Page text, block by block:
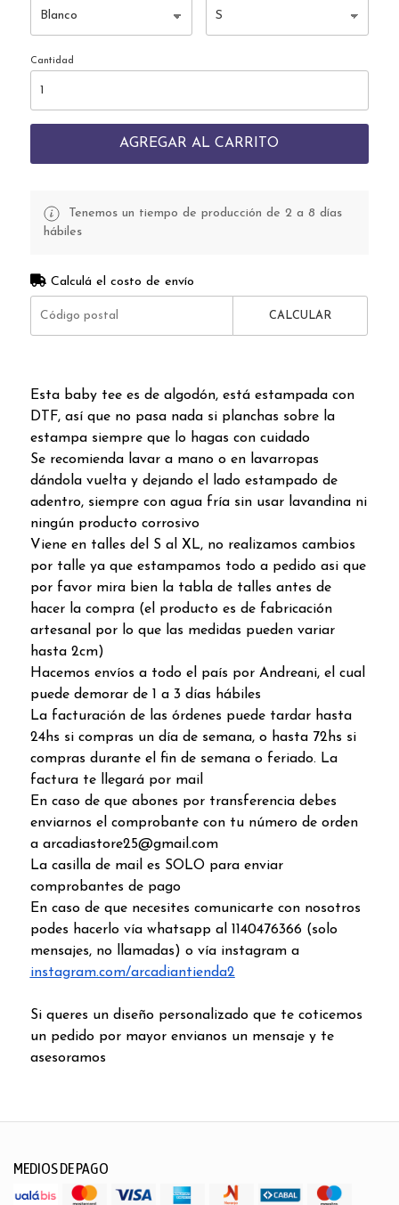
Cantidad
AGREGAR AL CARRITO
Tenemos un tiempo de producción de 2 a 8 días
hábiles
Calculá el costo de envío
CALCULAR
Esta baby tee es de algodón, está estampada con
DTF, así que no pasa nada si planchas sobre la
estampa siempre que lo hagas con cuidado
Se recomienda lavar a mano o en lavarropas
dándola vuelta y dejando el lado estampado de
adentro, siempre con agua fría sin usar lavandina ni
ningún producto corrosivo
Viene en talles del S al XL, no realizamos cambios
por talle ya que estampamos todo a pedido asi que
por favor mira bien la tabla de talles antes de
hacer la compra (el producto es de fabricación
artesanal por lo que las medidas pueden variar
hasta 2cm)
Hacemos envíos a todo el país por Andreani, el cual
puede demorar de 1 a 3 días hábiles
La facturación de las órdenes puede tardar hasta
24hs si compras un día de semana, o hasta 72hs si
compras durante el fin de semana o feriado. La
factura te llegará por mail
En caso de que abones por transferencia debes
enviarnos el comprobante con tu número de orden
a arcadiastore25@gmail.com
La casilla de mail es SOLO para enviar
comprobantes de pago
En caso de que necesites comunicarte con nosotros
podes hacerlo vía whatsapp al 1140476366 (solo
mensajes, no llamadas) o vía instagram a
instagram.com/arcadiantienda2
Si queres un diseño personalizado que te coticemos
un pedido por mayor envianos un mensaje y te
asesoramos
MEDIOS DE PAGO